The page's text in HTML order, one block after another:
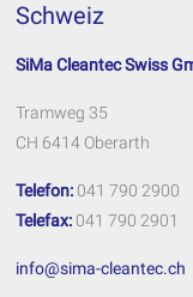
Schweiz
SiMa Cleantec Swiss
Tramweg 35
CH 6414 Oberarth
Telefon: 041 790 2900
Telefax: 041 790 2901
info@sima-cleantec.ch